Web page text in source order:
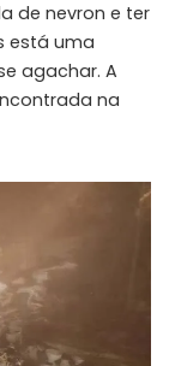
else
de nevron e ter
está uma
agachar. A
na